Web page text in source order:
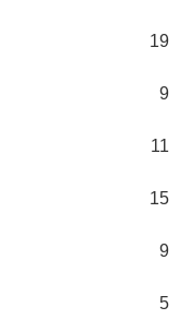
19
9
11
15
9
5